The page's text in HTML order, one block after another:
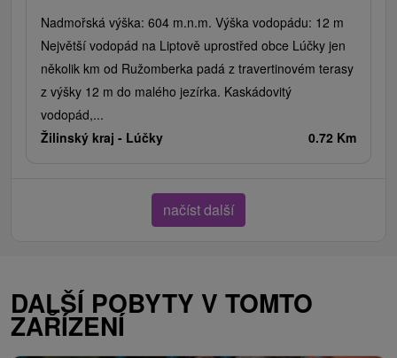
Nadmořská výška: 604 m.n.m. Výška vodopádu: 12 m
Největší vodopád na Liptově uprostřed obce Lúčky jen
několik km od Ružomberka padá z travertinovém terasy
z výšky 12 m do malého jezírka. Kaskádovitý
vodopád,...
Žilinský kraj - Lúčky 0.72 Km
načíst další
DALŠÍ POBYTY V TOMTO
ZAŘÍZENÍ